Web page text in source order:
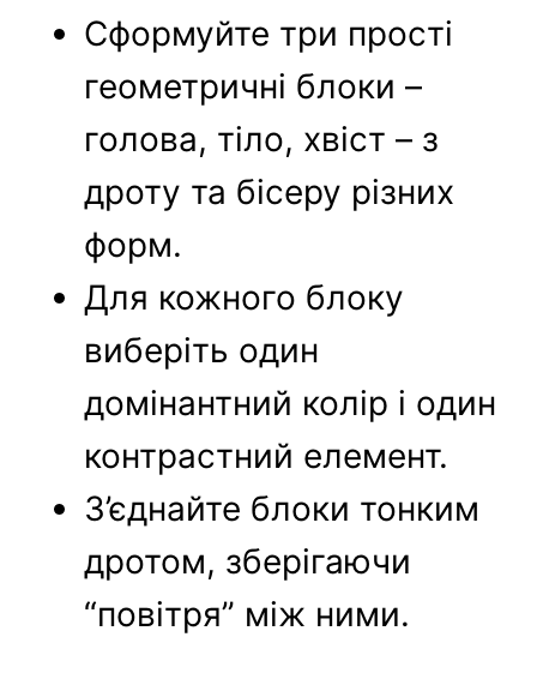
Сформуйте три прості
геометричні блоки –
голова, тіло, хвіст – з
дроту та бісеру різних
форм.
Для кожного блоку
виберіть один
домінантний колір і один
контрастний елемент.
З’єднайте блоки тонким
дротом, зберігаючи
“повітря” між ними.